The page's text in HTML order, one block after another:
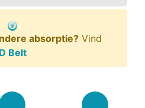
absorptie? Vind
Belt